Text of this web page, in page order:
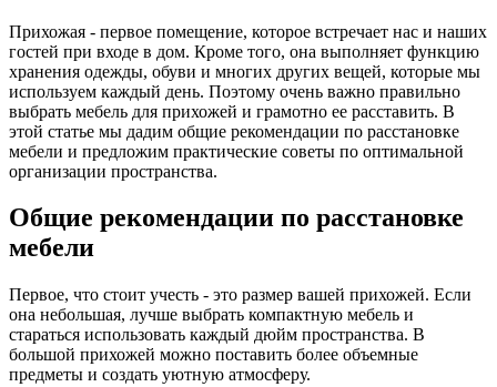
Прихожая - первое помещение, которое встречает нас и наших
гостей при входе в дом. Кроме того, она выполняет функцию
хранения одежды, обуви и многих других вещей, которые мы
используем каждый день. Поэтому очень важно правильно
выбрать мебель для прихожей и грамотно ее расставить. В
этой статье мы дадим общие рекомендации по расстановке
мебели и предложим практические советы по оптимальной
организации пространства.
Общие рекомендации по расстановке
мебели
Первое, что стоит учесть - это размер вашей прихожей. Если
она небольшая, лучше выбрать компактную мебель и
стараться использовать каждый дюйм пространства. В
большой прихожей можно поставить более объемные
предметы и создать уютную атмосферу.